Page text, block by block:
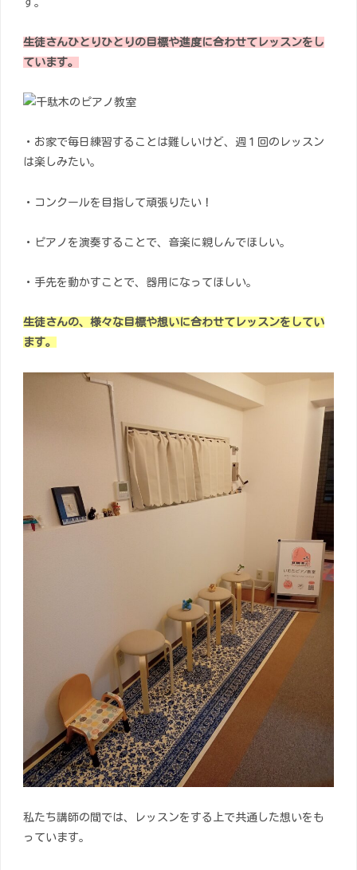
す。
生徒さんひとりひとりの目標や進度に合わせてレッスンをし
ています。
・お家で毎日練習することは難しいけど、週１回のレッスン
は楽しみたい。
・コンクールを目指して頑張りたい！
・ピアノを演奏することで、音楽に親しんでほしい。
・手先を動かすことで、器用になってほしい。
生徒さんの、様々な目標や想いに合わせてレッスンをしてい
ます。
私たち講師の間では、レッスンをする上で共通した想いをも
っています。